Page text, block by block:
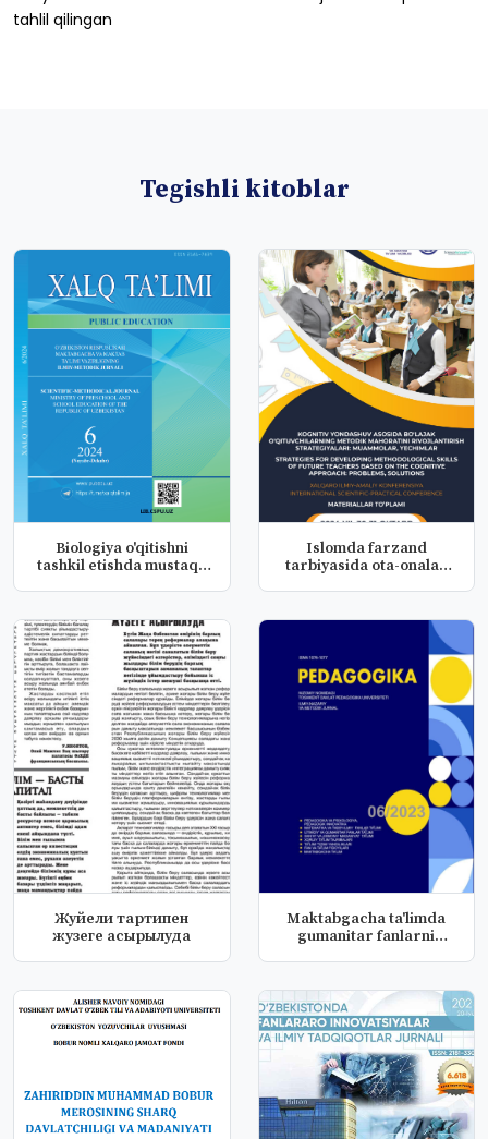
tahlil qilingan
Tegishli kitoblar
Вiologiya o'qitishni
tashkil etishda mustaqil
Islomda farzand
tarbiyasida ota-onalar
Жуйели тартипен
жузеге асырылуда
Maktabgacha ta'limda
gumanitar fanlarni